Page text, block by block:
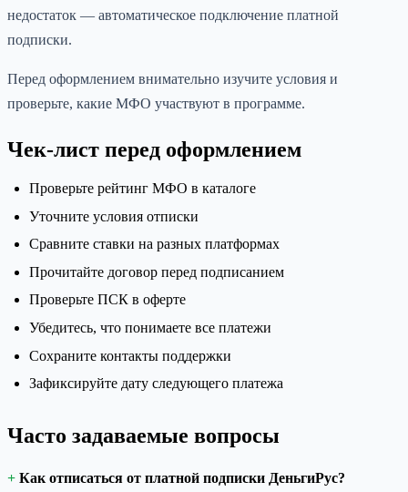
недостаток — автоматическое подключение платной
подписки.
Перед оформлением внимательно изучите условия и
проверьте, какие МФО участвуют в программе.
Чек-лист перед оформлением
Проверьте рейтинг МФО в каталоге
Уточните условия отписки
Сравните ставки на разных платформах
Прочитайте договор перед подписанием
Проверьте ПСК в оферте
Убедитесь, что понимаете все платежи
Сохраните контакты поддержки
Зафиксируйте дату следующего платежа
Часто задаваемые вопросы
Как отписаться от платной подписки ДеньгиРус?